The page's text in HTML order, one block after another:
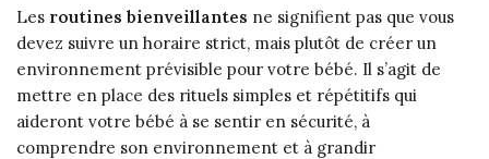
Les routines bienveillantes ne signifient pas que vous
devez suivre un horaire strict, mais plutôt de créer un
environnement prévisible pour votre bébé. Il s’agit de
mettre en place des rituels simples et répétitifs qui
aideront votre bébé à se sentir en sécurité, à
comprendre son environnement et à grandir